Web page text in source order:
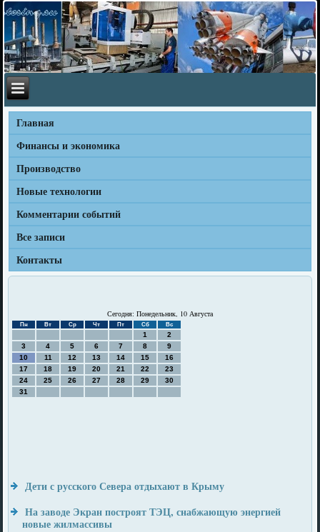
Главная
Финансы и экономика
Производство
Новые технологии
Комментарии событий
Все записи
Контакты
Сегодня: Понедельник, 10 Августа
Пн Вт Ср Чт Пт Сб Вс
1
2
3
4 5 6 7 8
9
10
11 12 13 14 15
16
17
18 19 20 21 22
23
24
25 26 27 28 29
30
31
Дети с русского Севера отдыхают в Крыму
На заводе Экран построят ТЭЦ, снабжающую энергией
новые жилмассивы